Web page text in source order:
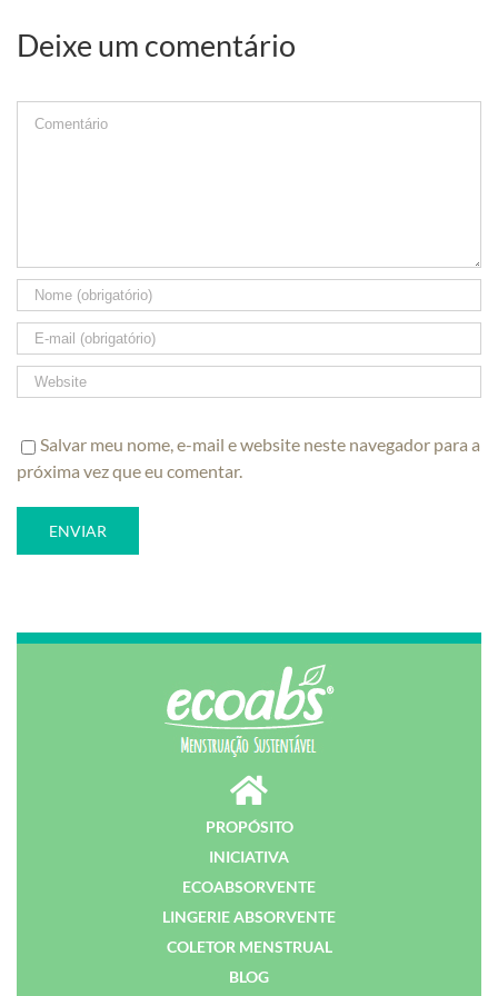
Deixe um comentário
Comment
Salvar meu nome, e-mail e website neste navegador para a
próxima vez que eu comentar.
PROPÓSITO
INICIATIVA
ECOABSORVENTE
LINGERIE ABSORVENTE
COLETOR MENSTRUAL
BLOG